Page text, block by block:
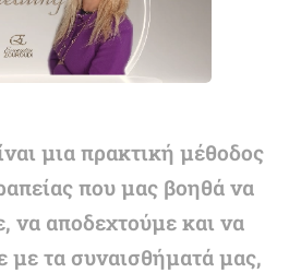
μια πρακτική μέθοδος
που μας βοηθά να
, να αποδεχτούμε και να
με τα συναισθήματά μας,